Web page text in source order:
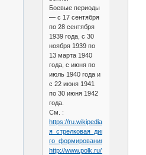
Боевые периоды
— с 17 сентября
по 28 сентября
1939 года, с 30
ноября 1939 по
13 марта 1940
года, с июня по
июль 1940 года и
с 22 июня 1941
по 30 июня 1942
года.
См. :
https://ru.wikipedia.org/wiki/150-
я_стрелковая_дивизия_(1-
го_формирования)
http://www.polk.ru/forum/